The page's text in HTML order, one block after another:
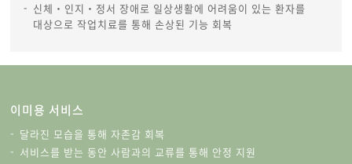
신체‧인지‧정서 장애로 일상생활에 어려움이 있는 환자를
대상으로 작업치료를 통해 손상된 기능 회복
이미용 서비스
달라진 모습을 통해 자존감 회복
서비스를 받는 동안 사람과의 교류를 통해 안정 지원